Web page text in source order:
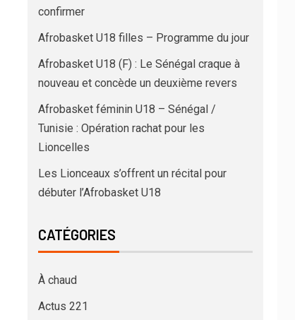
confirmer
Afrobasket U18 filles – Programme du jour
Afrobasket U18 (F) : Le Sénégal craque à
nouveau et concède un deuxième revers
Afrobasket féminin U18 – Sénégal /
Tunisie : Opération rachat pour les
Lioncelles
Les Lionceaux s’offrent un récital pour
débuter l’Afrobasket U18
CATÉGORIES
À chaud
Actus 221